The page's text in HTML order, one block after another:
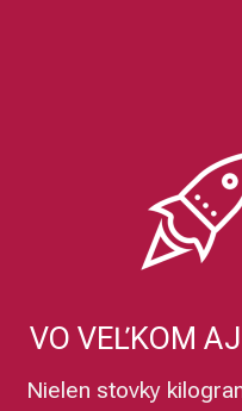
VO VEĽKOM
Nielen stovky